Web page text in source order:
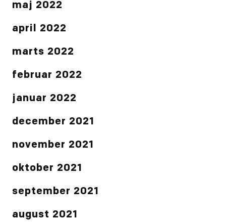
maj 2022
april 2022
marts 2022
februar 2022
januar 2022
december 2021
november 2021
oktober 2021
september 2021
august 2021